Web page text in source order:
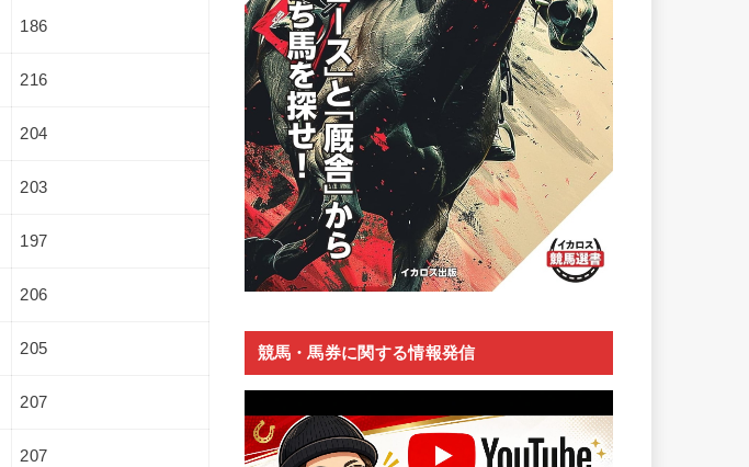
186
216
204
203
197
206
205
207
207
競馬・馬券に関する情報発信